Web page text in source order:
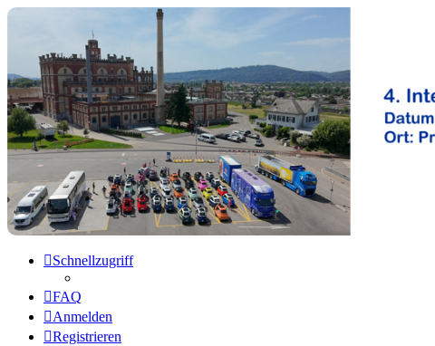
Microlino Forum
Hier findest du Informationen über den Microlino
Zum Inhalt
Schnellzugriff
FAQ
Anmelden
Registrieren